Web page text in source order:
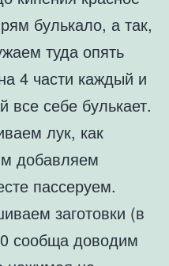
булькало, а так,
туда опять
4 части каждый и
все себе булькает.
лук, как
добавляем
пассеруем.
заготовки (в
сообща доводим